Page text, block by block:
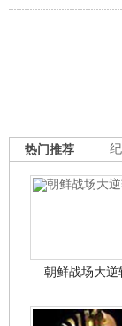
热门推荐
朝鲜战场大逆